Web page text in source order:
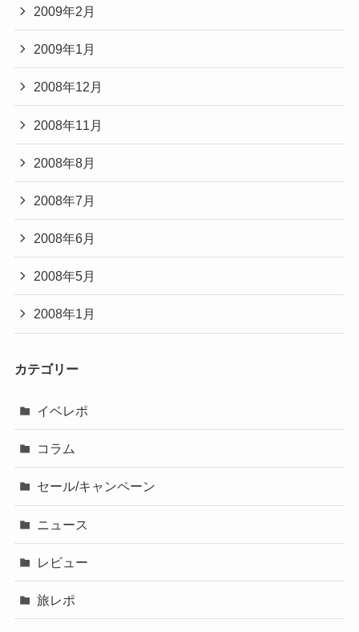
2009年2月
2009年1月
2008年12月
2008年11月
2008年8月
2008年7月
2008年6月
2008年5月
2008年1月
カテゴリー
イベレポ
コラム
セール/キャンペーン
ニュース
レビュー
旅レポ